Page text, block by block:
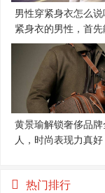
男性穿紧身衣怎么
紧身衣的男性，首
个条件
黄景瑜解锁奢侈品
人，时尚表现力真好
热门排行